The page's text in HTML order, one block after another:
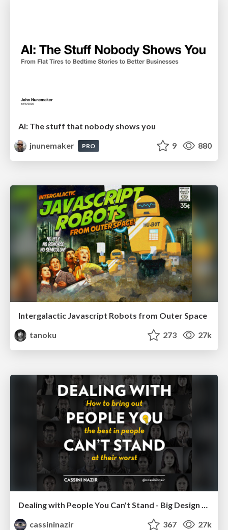
AI: The stuff that nobody shows you
jnunemaker
PRO 9 880
Intergalactic Javascript Robots from Outer Space
tanoku
273 27k
Dealing with People You Can't Stand - Big Design 2015
cassininazir
367 27k